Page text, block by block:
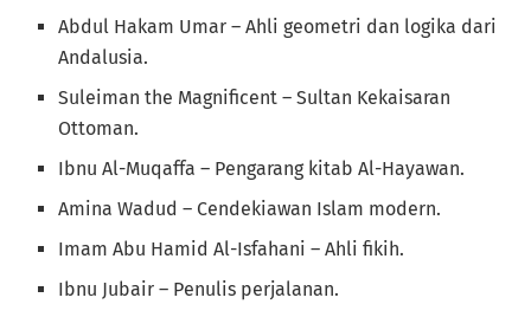
Abdul Hakam Umar – Ahli geometri dan logika dari
Andalusia.
Suleiman the Magnificent – Sultan Kekaisaran
Ottoman.
Ibnu Al-Muqaffa – Pengarang kitab Al-Hayawan.
Amina Wadud – Cendekiawan Islam modern.
Imam Abu Hamid Al-Isfahani – Ahli fikih.
Ibnu Jubair – Penulis perjalanan.